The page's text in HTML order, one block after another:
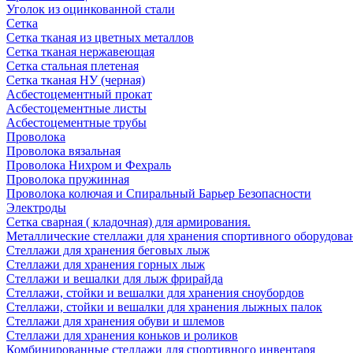
Уголок из оцинкованной стали
Сетка
Сетка тканая из цветных металлов
Сетка тканая нержавеющая
Сетка стальная плетеная
Сетка тканая НУ (черная)
Асбестоцементный прокат
Асбестоцементные листы
Асбестоцементные трубы
Проволока
Проволока вязальная
Проволока Нихром и Фехраль
Проволока пружинная
Проволока колючая и Спиральный Барьер Безопасности
Электроды
Сетка сварная ( кладочная) для армирования.
Металлические стеллажи для хранения спортивного
Стеллажи для хранения беговых лыж
Стеллажи для хранения горных лыж
Стеллажи и вешалки для лыж фрирайда
Стеллажи, стойки и вешалки для хранения сноубордов
Стеллажи, стойки и вешалки для хранения лыжных палок
Стеллажи для хранения обуви и шлемов
Стеллажи для хранения коньков и роликов
Комбинированные стеллажи для спортивного инвентаря